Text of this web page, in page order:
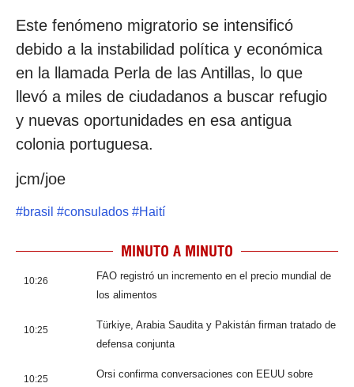
Este fenómeno migratorio se intensificó
debido a la instabilidad política y económica
en la llamada Perla de las Antillas, lo que
llevó a miles de ciudadanos a buscar refugio
y nuevas oportunidades en esa antigua
colonia portuguesa.
jcm/joe
#brasil #consulados #Haití
MINUTO A MINUTO
10:26
FAO registró un incremento en el precio mundial de
los alimentos
10:25
Türkiye, Arabia Saudita y Pakistán firman tratado de
defensa conjunta
10:25
Orsi confirma conversaciones con EEUU sobre